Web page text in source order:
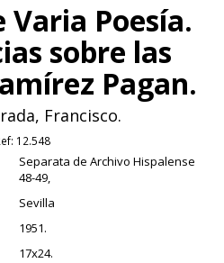
Varia Poesía.
sobre las
Pagan.
Francisco.
12.548
Separata de Archivo Hispalense
48-49,
Sevilla
1951.
17x24.